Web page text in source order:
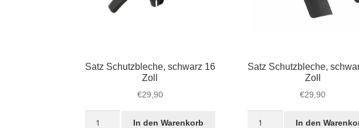
Satz Schutzbleche, schwarz 16
Zoll
€29,90
In den Warenkorb
Satz Schutzbleche,
Zoll
€29,90
In den